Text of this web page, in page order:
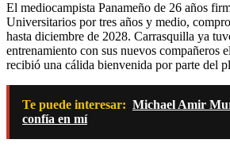
El mediocampista Panameño de 26 años
Universitarios por tres años y medio,
hasta diciembre de 2028. Carrasquilla ya
entrenamiento con sus nuevos compañeros
recibió una cálida bienvenida por parte del
Te puede interesar: Michael Amir
confía en mí